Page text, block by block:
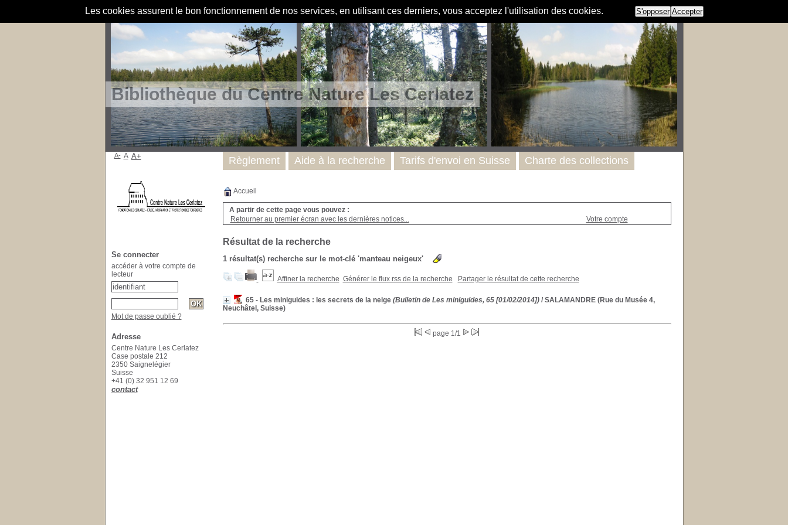
Les cookies assurent le bon fonctionnement de nos services, en utilisant ces derniers, vous acceptez l'utilisation des cookies. S'opposer Accepter
Bibliothèque du Centre Nature Les Cerlatez
Accueil
A partir de cette page vous pouvez :
Retourner au premier écran avec les dernières notices...
Votre compte
Résultat de la recherche
1 résultat(s) recherche sur le mot-clé 'manteau neigeux'
Affiner la recherche Générer le flux rss de la recherche Partager le résultat de cette recherche
65 - Les miniguides : les secrets de la neige(Bulletin de Les miniguides, 65 [01/02/2014])/ SALAMANDRE (Rue du Musée 4,
Neuchâtel, Suisse)
page 1/1
Règlement Aide à la recherche Tarifs d'envoi en Suisse Charte des collections
A- A A+
Se connecter
accéder à votre compte de
lecteur
Mot de passe oublié ?
Adresse
Centre Nature Les Cerlatez
Case postale 212
2350 Saignelégier
Suisse
+41 (0) 32 951 12 69
contact